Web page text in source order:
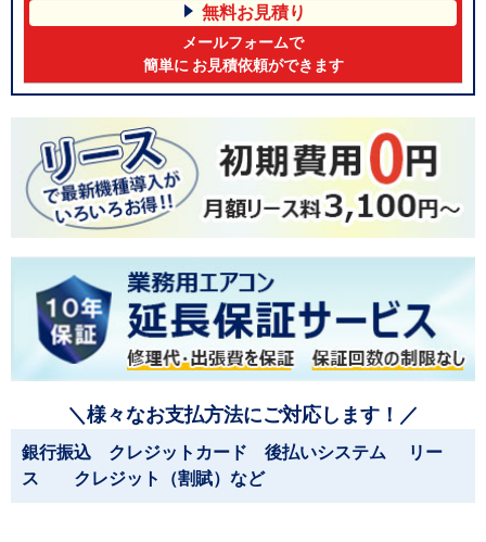
無料お見積り
メールフォームで
簡単に お見積依頼ができます
＼様々なお支払方法にご対応します！／
銀行振込 クレジットカード 後払いシステム リー
ス クレジット（割賦）など